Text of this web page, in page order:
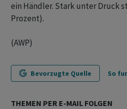
ein Händler. Stark unter Druck
Prozent).
(AWP)
Bevorzugte Quelle So
THEMEN PER E-MAIL FOLGEN